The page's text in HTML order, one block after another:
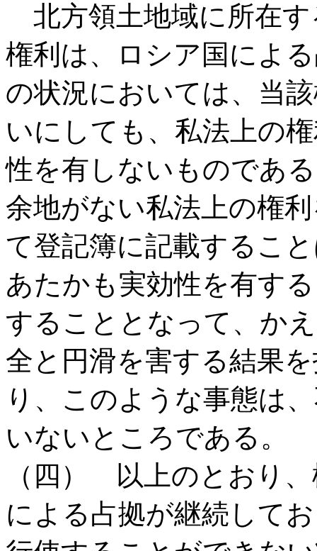
北方領土地域に所在
権利は、ロシア国によ
の状況においては、当
いにしても、私法上の
性を有しないものであ
余地がない私法上の権
て登記簿に記載するこ
あたかも実効性を有す
することとなって、か
全と円滑を害する結果
り、このような事態は
いないところである。
（四） 以上のとおり
による占拠が継続して